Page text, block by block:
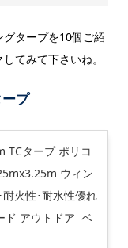
タープを10個ご紹
てみて下さいね。
プ
TCタープ ポリコ
ウィン
耐火性･耐水性優れ
ド アウトドア ベ